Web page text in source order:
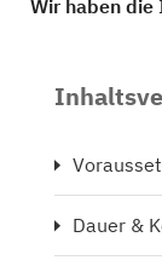
Wir haben die
Dauer &